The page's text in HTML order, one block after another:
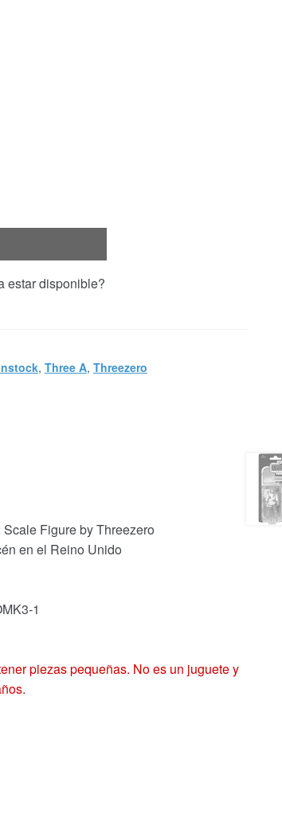
estar disponible?
, Three A, Threezero
Figure by Threezero
en el Reino Unido
1
piezas pequeñas. No es un juguete y